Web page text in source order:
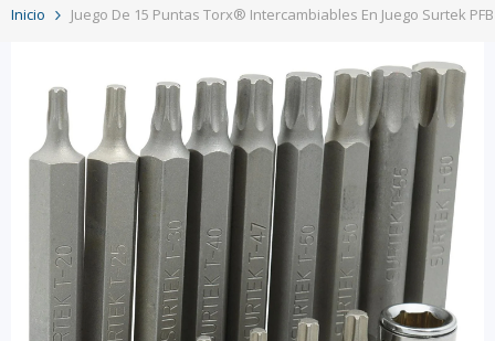
Inicio Juego De 15 Puntas Torx® Intercambiables En Juego Surtek